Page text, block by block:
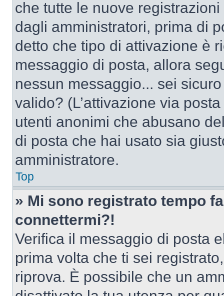
che tutte le nuove
dagli amministratori, prima di
detto che tipo di attivazione è
messaggio di posta, allora
nessun messaggio... sei
valido? (L’attivazione via
utenti anonimi che abusano
di posta che hai usato sia
amministratore.
Top
» Mi sono registrato tempo
connettermi?!
Verifica il messaggio di posta
prima volta che ti sei
riprova. È possibile che un